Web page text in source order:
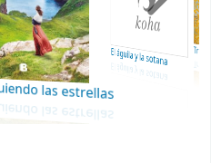
las estrellas
El águila y la sotana Tres